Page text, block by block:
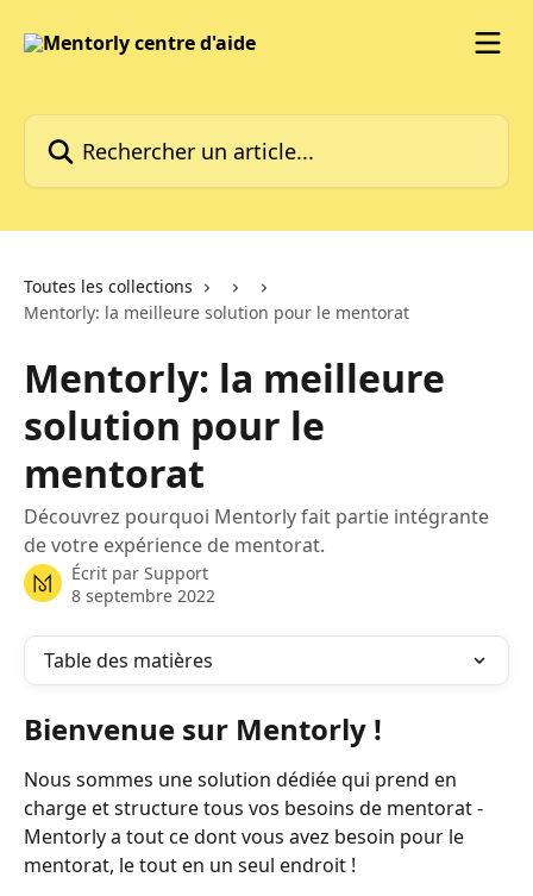
Rechercher un article...
Toutes les collections
Mentorly: la meilleure solution pour le mentorat
Mentorly: la meilleure
solution pour le
mentorat
Découvrez pourquoi Mentorly fait partie intégrante
de votre expérience de mentorat.
Écrit par Support
8 septembre 2022
Table des matières
Bienvenue sur Mentorly !
Nous sommes une solution dédiée qui prend en
charge et structure tous vos besoins de mentorat -
Mentorly a tout ce dont vous avez besoin pour le
mentorat, le tout en un seul endroit !